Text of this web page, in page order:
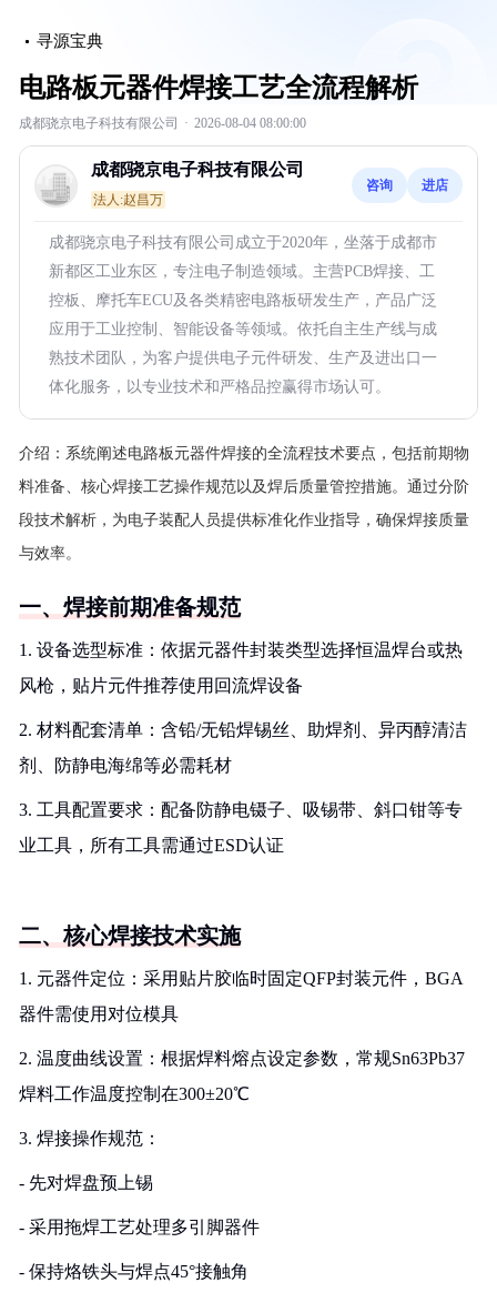
寻源宝典
电路板元器件焊接工艺全流程解析
成都骁京电子科技有限公司 · 2026-08-04 08:00:00
成都骁京电子科技有限公司
法人:赵昌万
咨询 进店
成都骁京电子科技有限公司成立于2020年，坐落于成都市
新都区工业东区，专注电子制造领域。主营PCB焊接、工
控板、摩托车ECU及各类精密电路板研发生产，产品广泛
应用于工业控制、智能设备等领域。依托自主生产线与成
熟技术团队，为客户提供电子元件研发、生产及进出口一
体化服务，以专业技术和严格品控赢得市场认可。
介绍： 系统阐述电路板元器件焊接的全流程技术要点，包括前期物
料准备、核心焊接工艺操作规范以及焊后质量管控措施。通过分阶
段技术解析，为电子装配人员提供标准化作业指导，确保焊接质量
与效率。
一、焊接前期准备规范
1. 设备选型标准：依据元器件封装类型选择恒温焊台或热
风枪，贴片元件推荐使用回流焊设备
2. 材料配套清单：含铅/无铅焊锡丝、助焊剂、异丙醇清洁
剂、防静电海绵等必需耗材
3. 工具配置要求：配备防静电镊子、吸锡带、斜口钳等专
业工具，所有工具需通过ESD认证
二、核心焊接技术实施
1. 元器件定位：采用贴片胶临时固定QFP封装元件，BGA
器件需使用对位模具
2. 温度曲线设置：根据焊料熔点设定参数，常规Sn63Pb37
焊料工作温度控制在300±20℃
3. 焊接操作规范：
- 先对焊盘预上锡
- 采用拖焊工艺处理多引脚器件
- 保持烙铁头与焊点45°接触角